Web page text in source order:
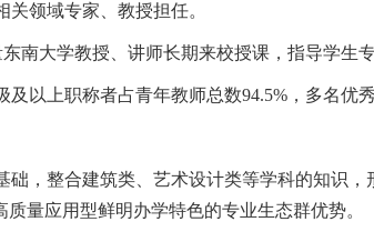
领域专家、教授担任。
东南大学教授、讲师长期来校授课，指导学生专
及以上职称者占青年教师总数94.5% ，多名优
，整合建筑类、艺术设计类等学科的知识
量应用型鲜明办学特色的专业生态群优势。